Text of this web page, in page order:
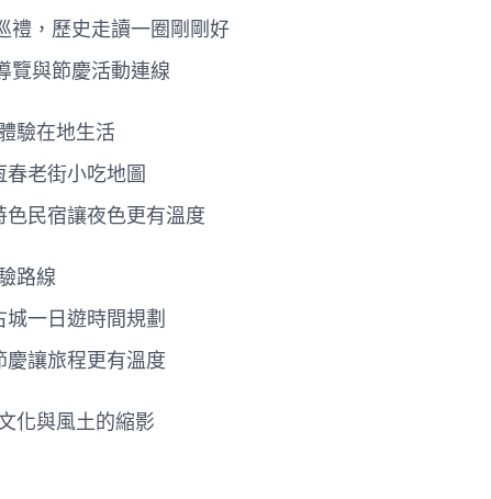
禮，歷史走讀一圈剛剛好
覽與節慶活動連線
驗在地生活
春老街小吃地圖
色民宿讓夜色更有溫度
路線
一日遊時間規劃
慶讓旅程更有溫度
化與風土的縮影